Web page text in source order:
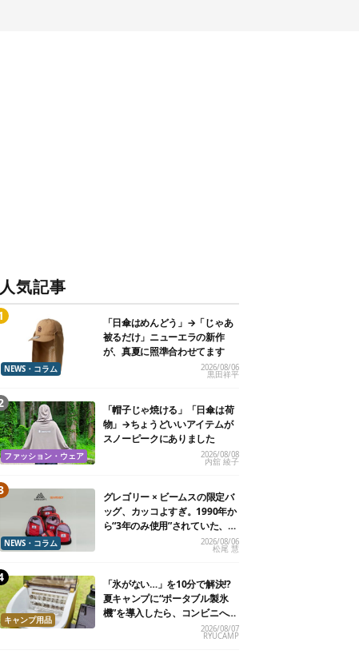
人気記事
NEWS・コラム
「日傘はめんどう」→「じゃあ
被るだけ」ニューエラの新作
が、真夏に照準合わせてます
2026/08/06
黒田祥平
ファッション・ウェア
「帽子じゃ焼ける」「日傘は荷
物」→ちょうどいいアイテムが
スノーピークにありました
2026/08/08
内舘 綾子
NEWS・コラム
グレゴリー × ビームスの限定バ
ッグ、カッコよすぎ。1990年か
ら“3年のみ使用”されていた、紫
2026/08/06
松尾 慧
キャンプ用品
「氷がない…」を10分で解決!?
夏キャンプに“ポータブル製氷
機”を導入したら、コンビニへ走
2026/08/07
RYUCAMP